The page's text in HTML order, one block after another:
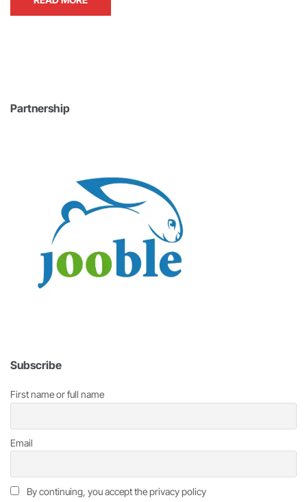
Partnership
Subscribe
First name or full name
Email
By continuing, you accept the privacy policy